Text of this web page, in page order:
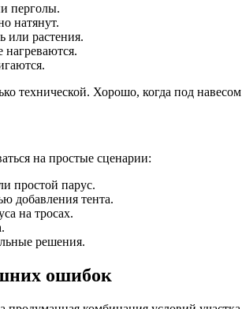
перголы.
натянут.
или растения.
Хорошо, когда под навесом
на простые сценарии:
простой парус.
добавления тента.
на тросах.
решения.
ошибок